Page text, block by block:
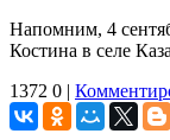
Напомним, 4
Костина в селе
1372 0 |